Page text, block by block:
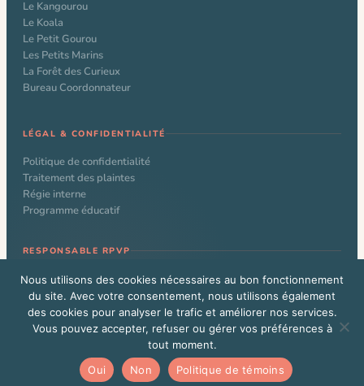
Le Kangourou
Le Koala
Le Petit Gourou
Les Petits Marins
La Forêt des Curieux
Bureau Coordonnateur
LÉGAL & CONFIDENTIALITÉ
Politique de confidentialité
Traitement des plaintes
Régie interne
Programme éducatif
RESPONSABLE RPVP
© 2026 CPE Le Kangourou. Tous droits réservés. Site web conçu par
Alexandre Beauchamp
Vous êtes un administrateur WordPress?Cliquez ici
Nous utilisons des cookies nécessaires au bon fonctionnement
du site. Avec votre consentement, nous utilisons également
des cookies pour analyser le trafic et améliorer nos services.
Vous pouvez accepter, refuser ou gérer vos préférences à
tout moment.
Oui
Non Politique de témoins